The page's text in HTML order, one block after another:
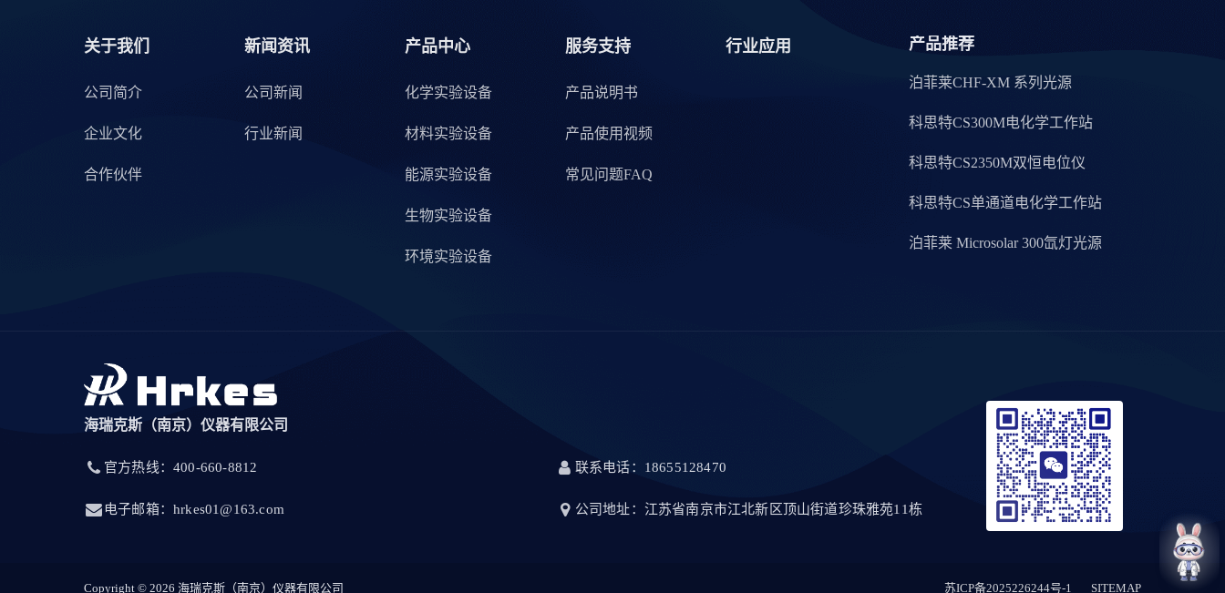
关于我们
公司简介
企业文化
合作伙伴
新闻资讯
公司新闻
行业新闻
产品中心
化学实验设备
材料实验设备
能源实验设备
生物实验设备
环境实验设备
服务支持
产品说明书
产品使用视频
常见问题FAQ
行业应用 产品推荐
泊菲莱CHF-XM 系列光源
科思特CS300M电化学工作站
科思特CS2350M双恒电位仪
科思特CS单通道电化学工作站
泊菲莱 Microsolar 300氙灯光源
海瑞克斯（南京）仪器有限公司
官方热线：400-660-8812 联系电话：18655128470
电子邮箱：hrkes01@163.com 公司地址：江苏省南京市江北新区顶山街道珍珠雅苑11栋
Copyright © 2026 海瑞克斯（南京）仪器有限公司 苏ICP备2025226244号-1 SITEMAP